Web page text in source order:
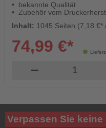
bekannte Qualität
Zubehör vom
Inhalt: 1045 Seiten (7,18 €*
74,99 €*
remove Produkt
Verpassen Sie